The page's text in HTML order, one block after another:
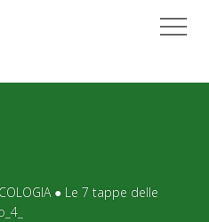
● Le 7 tappe delle